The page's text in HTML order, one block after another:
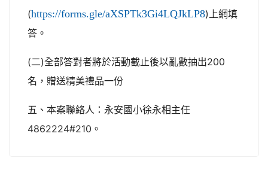
(https://forms.gle/aXSPTk3Gi4LQJkLP8)上網填
答。
(二)全部答對者將於活動截止後以亂數抽出200
名，贈送精美禮品一份
五、本案聯絡人：永安國小徐永相主任
4862224#210。